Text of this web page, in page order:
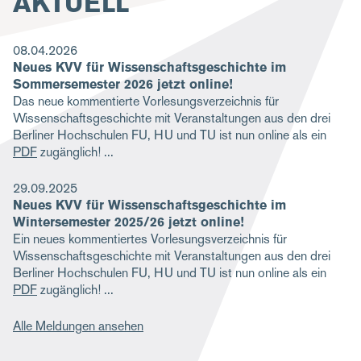
g
a
t
i
o
n
08.04.2026
Neues KVV für Wissenschaftsgeschichte im
Sommersemester 2026 jetzt online!
Das neue kommentierte Vorlesungsverzeichnis für
Wissenschaftsgeschichte mit Veranstaltungen aus den drei
Berliner Hochschulen FU, HU und TU ist nun online als ein
PDFzugänglich!
29.09.2025
Neues KVV für Wissenschaftsgeschichte im
Wintersemester 2025/26 jetzt online!
Ein neues kommentiertes Vorlesungsverzeichnis für
Wissenschaftsgeschichte mit Veranstaltungen aus den drei
Berliner Hochschulen FU, HU und TU ist nun online als ein
PDFzugänglich!
Alle Meldungen ansehen